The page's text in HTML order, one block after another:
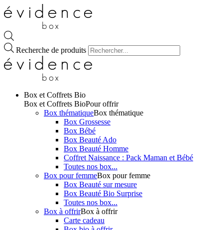
Recherche de produits
Box et Coffrets Bio
Box et Coffrets BioPour offrir
Box thématiqueBox thématique
Box Grossesse
Box Bébé
Box Beauté Ado
Box Beauté Homme
Coffret Naissance : Pack Maman et Bébé
Toutes nos box...
Box pour femmeBox pour femme
Box Beauté sur mesure
Box Beauté Bio Surprise
Toutes nos box...
Box à offrirBox à offrir
Carte cadeau